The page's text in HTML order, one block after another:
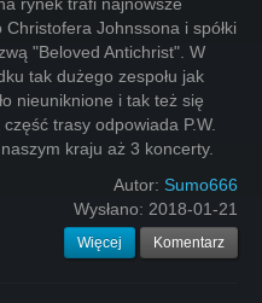
Christofera Johnssona i spółki
"Beloved Antichrist". W
tak dużego zespołu jak
nieuniknione i tak też się
trasy odpowiada P.W.
kraju aż 3 koncerty.
Autor: Sumo666
Wysłano: 2018-01-21
Więcej Komentarz